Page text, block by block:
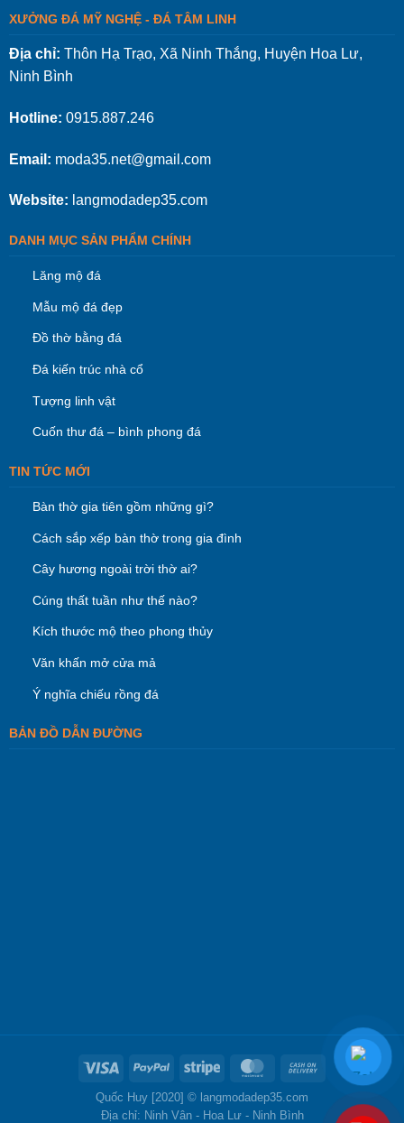
XƯỞNG ĐÁ MỸ NGHỆ - ĐÁ TÂM LINH
Địa chỉ: Thôn Hạ Trạo, Xã Ninh Thắng, Huyện Hoa Lư,
Ninh Bình
Hotline: 0915.887.246
Email: moda35.net@gmail.com
Website: langmodadep35.com
DANH MỤC SẢN PHẨM CHÍNH
Lăng mộ đá
Mẫu mộ đá đẹp
Đồ thờ bằng đá
Đá kiến trúc nhà cổ
Tượng linh vật
Cuốn thư đá – bình phong đá
TIN TỨC MỚI
Bàn thờ gia tiên gồm những gì?
Cách sắp xếp bàn thờ trong gia đình
Cây hương ngoài trời thờ ai?
Cúng thất tuần như thế nào?
Kích thước mộ theo phong thủy
Văn khấn mở cửa mả
Ý nghĩa chiếu rồng đá
BẢN ĐỒ DẪN ĐƯỜNG
Quốc Huy [2020] © langmodadep35.com
Địa chỉ: Ninh Vân - Hoa Lư - Ninh Bình